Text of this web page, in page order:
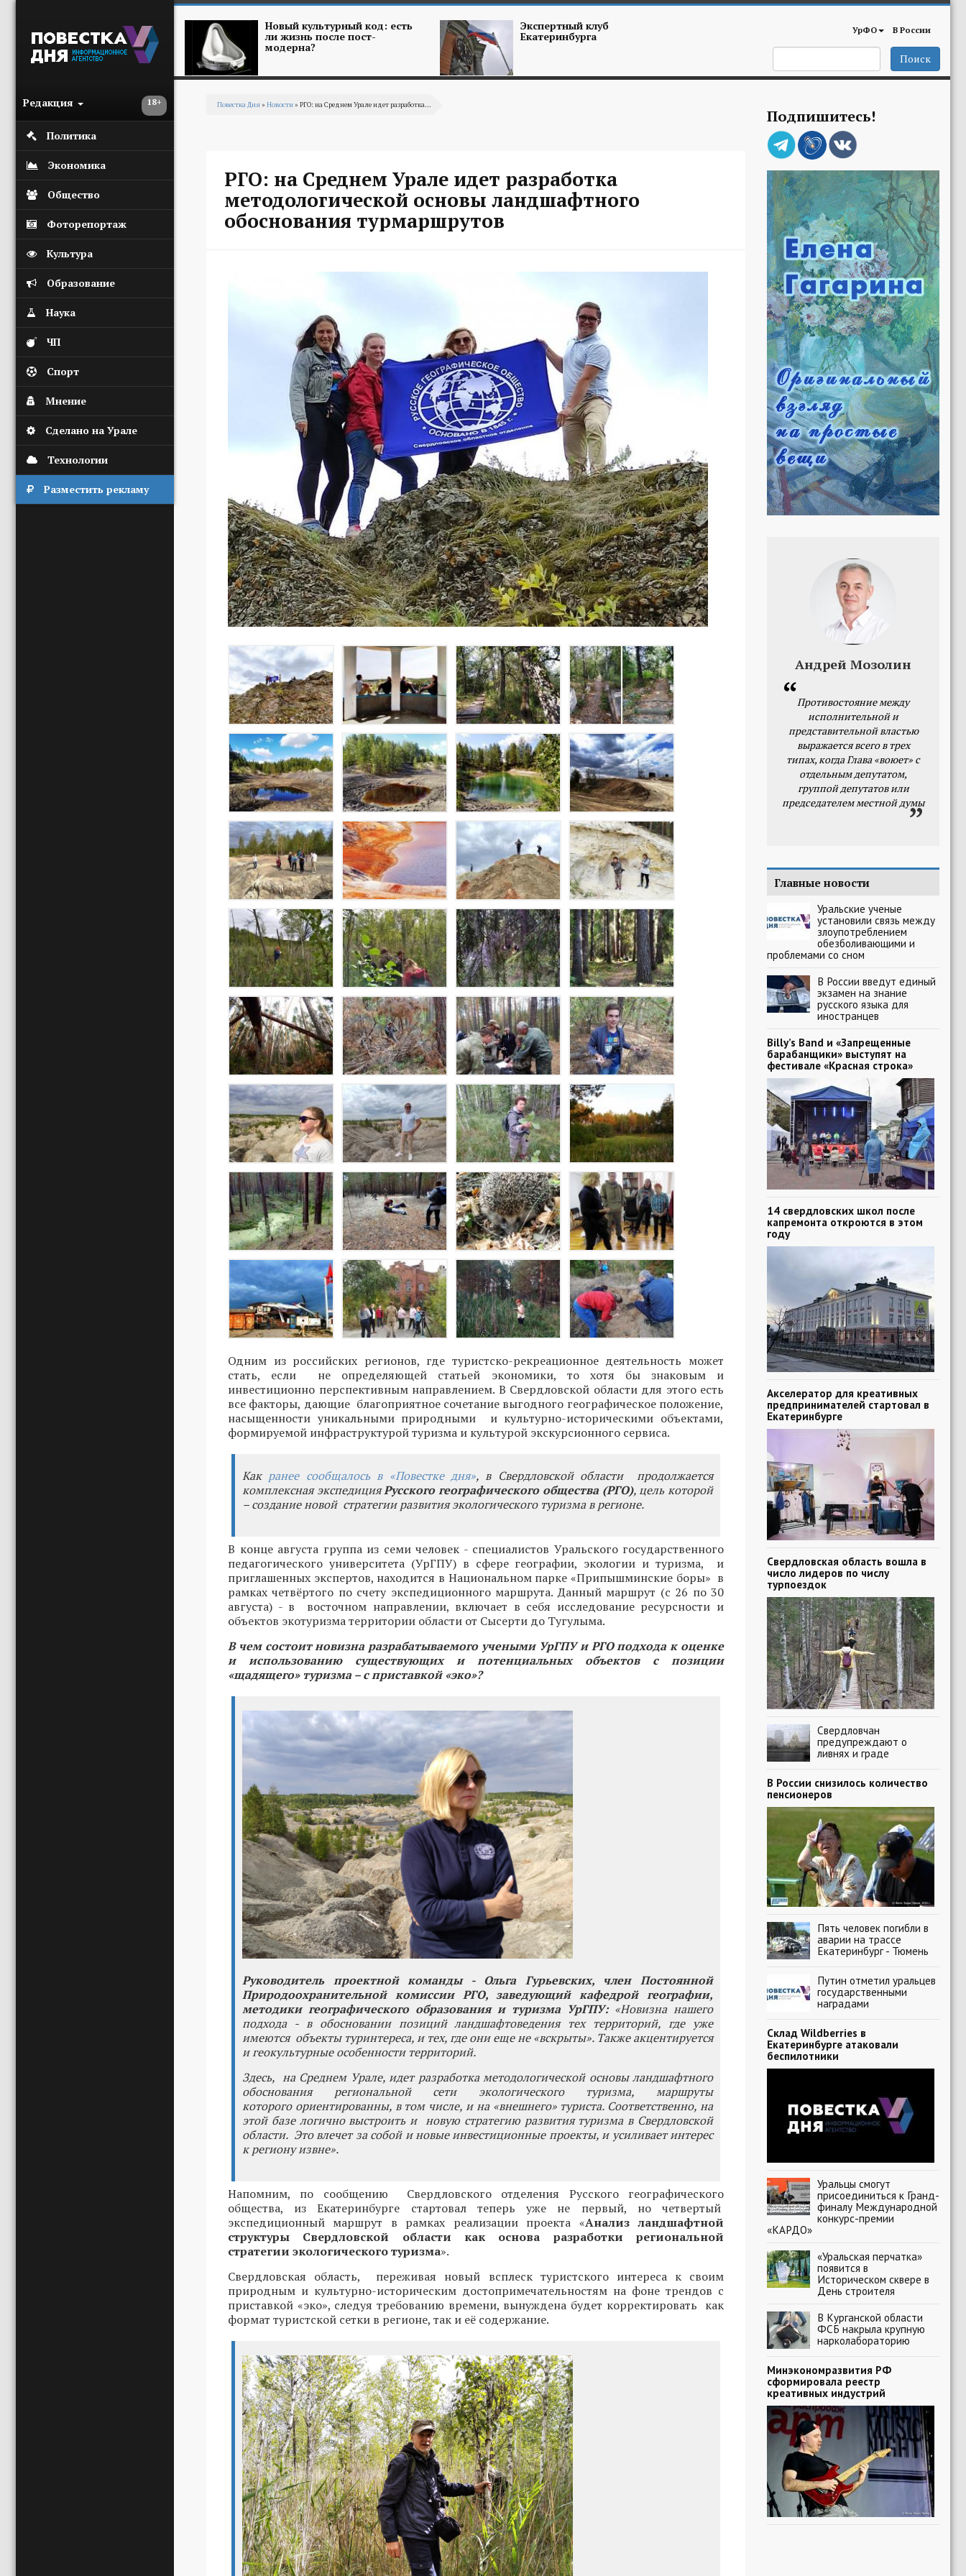
18+
Редакция
Политика
Экономика
Общество
Фоторепортаж
Культура
Образование
Наука
ЧП
Спорт
Мнение
Сделано на Урале
Технологии
Разместить рекламу
Новый культурный код: есть
ли жизнь после пост-
модерна?
Экспертный клуб
Екатеринбурга УрФО В России
Поиск
Повестка Дня» Новости» РГО: на Среднем Урале идет разработка...
РГО: на Среднем Урале идет разработка
методологической основы ландшафтного
обоснования турмаршрутов
Одним из российских регионов, где туристско-рекреационное деятельность может
стать, если не определяющей статьей экономики, то хотя бы знаковым и
инвестиционно перспективным направлением. В Свердловской области для этого есть
все факторы, дающие благоприятное сочетание выгодного географическое положение,
насыщенности уникальными природными и культурно-историческими объектами,
формируемой инфраструктурой туризма и культурой экскурсионного сервиса.
Как ранее сообщалось в «Повестке дня», в Свердловской области продолжается
комплексная экспедицияРусского географического общества (РГО), цель которой
– создание новой стратегии развития экологического туризма в регионе.
В конце августа группа из семи человек - специалистов Уральского государственного
педагогического университета (УрГПУ) в сфере географии, экологии и туризма, и
приглашенных экспертов, находится в Национальном парке «Припышминские боры» в
рамках четвёртого по счету экспедиционного маршрута. Данный маршрут (с 26 по 30
августа) - в восточном направлении, включает в себя исследование ресурсности и
объектов экотуризма территории области от Сысерти до Тугулыма.
В чем состоит новизна разрабатываемого учеными УрГПУ и РГО подхода к оценке
и использованию существующих и потенциальных объектов с позиции
«щадящего» туризма – с приставкой «эко»?
Руководитель проектной команды - Ольга Гурьевских, член Постоянной
Природоохранительной комиссии РГО, заведующий кафедрой географии,
методики географического образования и туризма УрГПУ: «Новизна нашего
подхода - в обосновании позиций ландшафтоведения тех территорий, где уже
имеются объекты туринтереса, и тех, где они еще не «вскрыты». Также акцентируется
и геокультурные особенности территорий.
Здесь, на Среднем Урале, идет разработка методологической основы ландшафтного
обоснования региональной сети экологического туризма, маршруты
которого ориентированны, в том числе, и на «внешнего» туриста. Соответственно, на
этой базе логично выстроить и новую стратегию развития туризма в Свердловской
области. Это влечет за собой и новые инвестиционные проекты, и усиливает интерес
к региону извне».
Напомним, по сообщению Свердловского отделения Русского географического
общества, из Екатеринбурге стартовал теперь уже не первый, но четвертый
экспедиционный маршрут в рамках реализации проекта «Анализ ландшафтной
структуры Свердловской области как основа разработки региональной
стратегии экологического туризма».
Свердловская область, переживая новый всплеск туристского интереса к своим
природным и культурно-историческим достопримечательностям на фоне трендов с
приставкой «эко», следуя требованию времени, вынуждена будет корректировать как
формат туристской сетки в регионе, так и её содержание.
Подпишитесь!
Андрей Мозолин
Противостояние между
исполнительной и
представительной властью
выражается всего в трех
типах, когда Глава «воюет» с
отдельным депутатом,
группой депутатов или
председателем местной думы
Главные новости
Уральские ученые
установили связь между
злоупотреблением
обезболивающими и
проблемами со сном
В России введут единый
экзамен на знание
русского языка для
иностранцев
Billy’s Band и «Запрещенные
барабанщики» выступят на
фестивале «Красная строка»
14 свердловских школ после
капремонта откроются в этом
году
Акселератор для креативных
предпринимателей стартовал в
Екатеринбурге
Свердловская область вошла в
число лидеров по числу
турпоездок
Свердловчан
предупреждают о
ливнях и граде
В России снизилось количество
пенсионеров
Пять человек погибли в
аварии на трассе
Екатеринбург - Тюмень
Путин отметил уральцев
государственными
наградами
Склад Wildberries в
Екатеринбурге атаковали
беспилотники
Уральцы смогут
присоединиться к Гранд-
финалу Международной
конкурс-премии
«КАРДО»
«Уральская перчатка»
появится в
Историческом сквере в
День строителя
В Курганской области
ФСБ накрыла крупную
нарколабораторию
Минэкономразвития РФ
сформировала реестр
креативных индустрий